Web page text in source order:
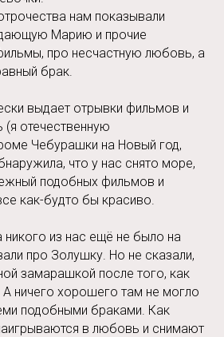
нам показывали
Марию и прочие
про несчастную любовь, а
брак.
выдает отрывки фильмов и
отечественную
Чебурашки на Новый год,
что у нас снято море,
подобных фильмов и
как-будто бы красиво.
никого из нас ещё не было на
про Золушку. Но не сказали,
замарашкой после того, как
ничего хорошего там не могло
подобными браками. Как
в любовь и снимают